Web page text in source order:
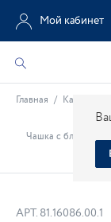
Мой кабинет
Главная / Каталог
Чашка с блюдцем
АРТ. 81.16086.00.1